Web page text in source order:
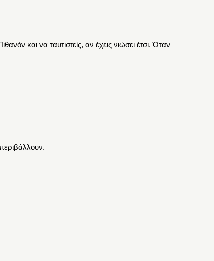
και να ταυτιστείς, αν έχεις νιώσει έτσι. Όταν